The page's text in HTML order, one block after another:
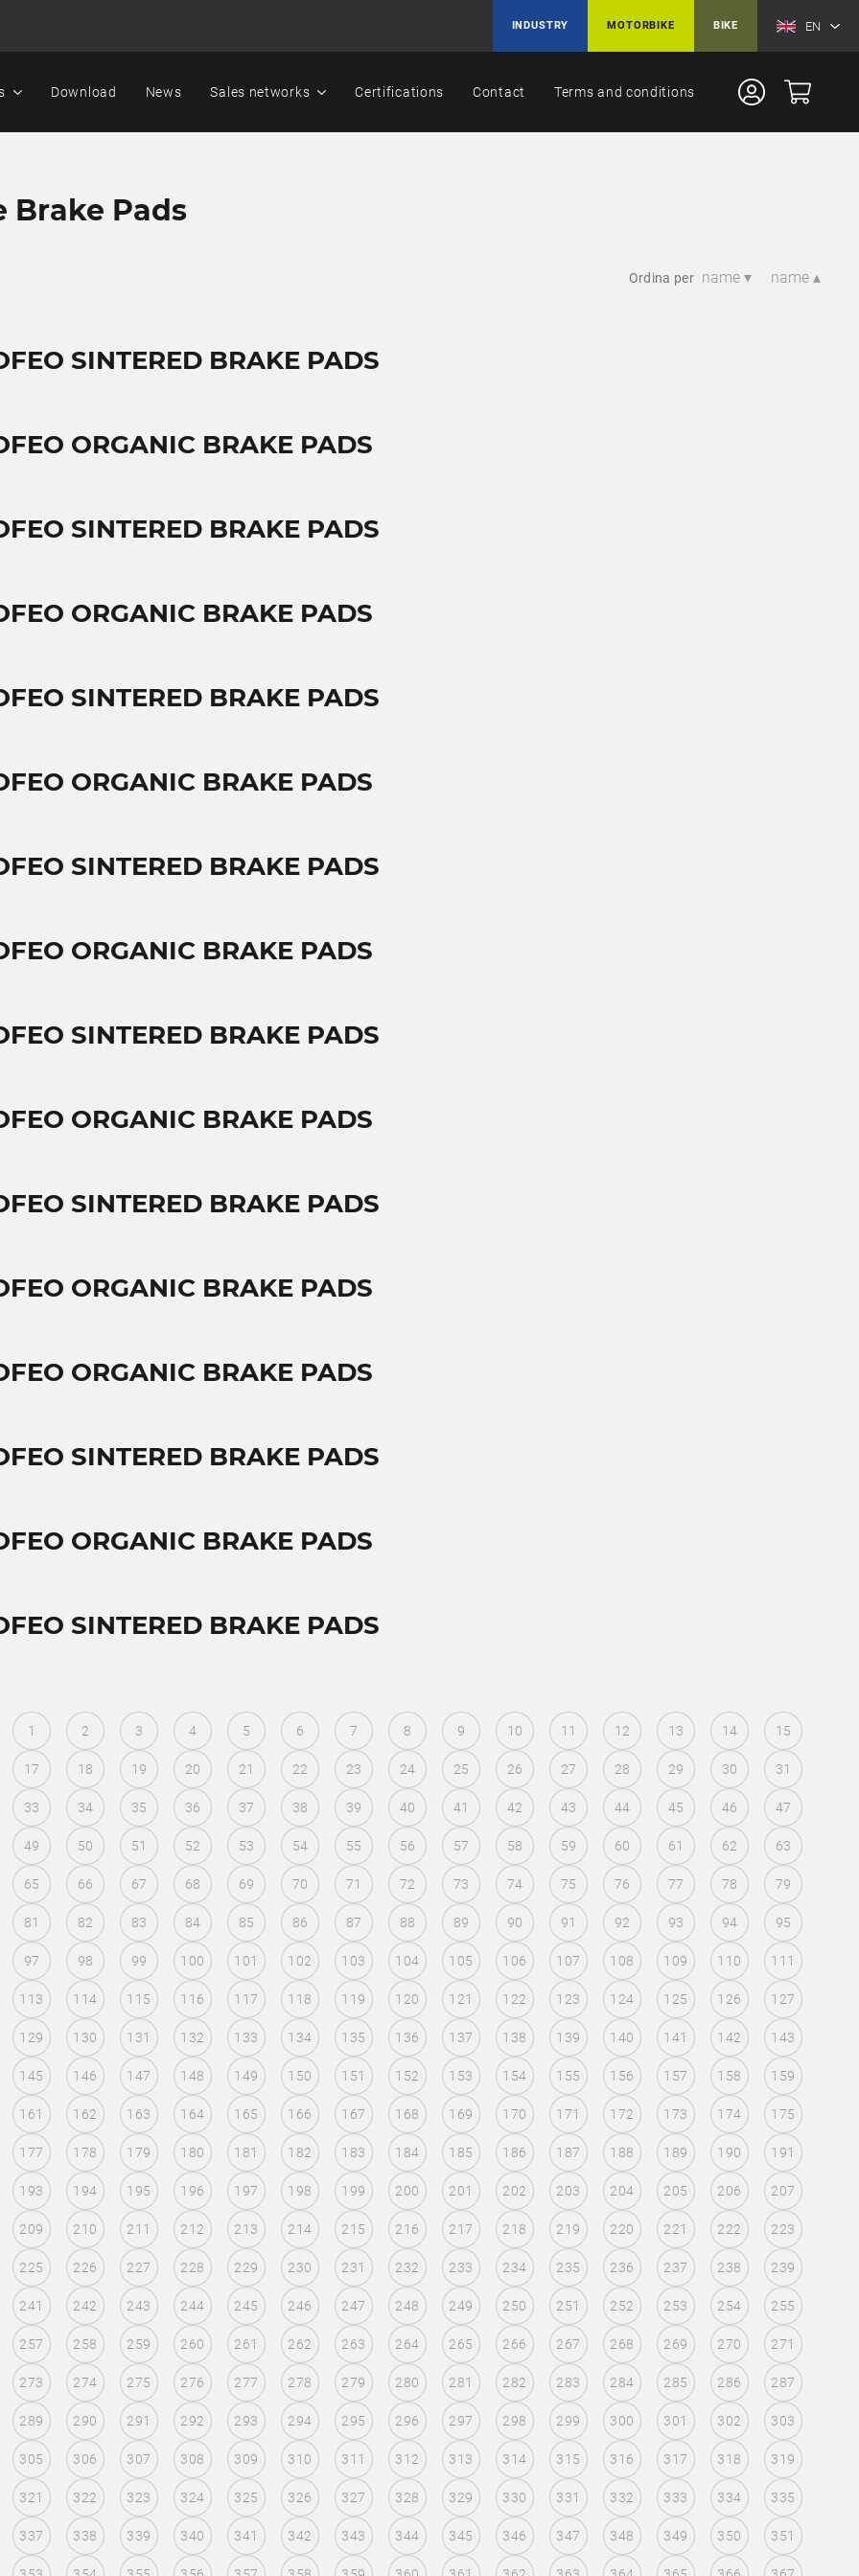
INDUSTRY MOTORBIKE BIKE EN
Download News Sales networks Certifications Contact Terms and conditions
Brake Pads
Ordina per name ▾ name ▴
SINTERED BRAKE PADS
ORGANIC BRAKE PADS
SINTERED BRAKE PADS
ORGANIC BRAKE PADS
SINTERED BRAKE PADS
ORGANIC BRAKE PADS
SINTERED BRAKE PADS
ORGANIC BRAKE PADS
SINTERED BRAKE PADS
ORGANIC BRAKE PADS
SINTERED BRAKE PADS
ORGANIC BRAKE PADS
ORGANIC BRAKE PADS
SINTERED BRAKE PADS
ORGANIC BRAKE PADS
SINTERED BRAKE PADS
1 2 3 4 5 6 7 8 9 10 11 12 13 14 15
17 18 19 20 21 22 23 24 25 26 27 28 29 30 31
33 34 35 36 37 38 39 40 41 42 43 44 45 46 47
49 50 51 52 53 54 55 56 57 58 59 60 61 62 63
65 66 67 68 69 70 71 72 73 74 75 76 77 78 79
81 82 83 84 85 86 87 88 89 90 91 92 93 94 95
97 98 99 100 101 102 103 104 105 106 107 108 109 110 111
113 114 115 116 117 118 119 120 121 122 123 124 125 126 127
129 130 131 132 133 134 135 136 137 138 139 140 141 142 143
145 146 147 148 149 150 151 152 153 154 155 156 157 158 159
161 162 163 164 165 166 167 168 169 170 171 172 173 174 175
177 178 179 180 181 182 183 184 185 186 187 188 189 190 191
193 194 195 196 197 198 199 200 201 202 203 204 205 206 207
209 210 211 212 213 214 215 216 217 218 219 220 221 222 223
225 226 227 228 229 230 231 232 233 234 235 236 237 238 239
241 242 243 244 245 246 247 248 249 250 251 252 253 254 255
257 258 259 260 261 262 263 264 265 266 267 268 269 270 271
273 274 275 276 277 278 279 280 281 282 283 284 285 286 287
289 290 291 292 293 294 295 296 297 298 299 300 301 302 303
305 306 307 308 309 310 311 312 313 314 315 316 317 318 319
321 322 323 324 325 326 327 328 329 330 331 332 333 334 335
337 338 339 340 341 342 343 344 345 346 347 348 349 350 351